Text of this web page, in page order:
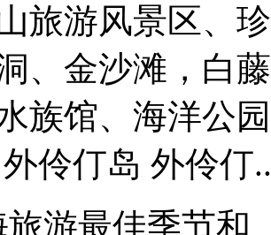
旅游风景区、
、金沙滩，白
族馆、海洋公
外伶仃岛 外伶仃